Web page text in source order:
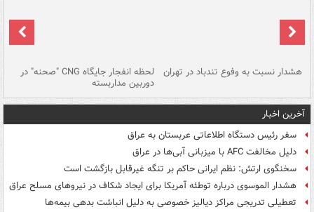
هشدار نسبت به وفوع تندباد در تهران لحظه انفجار جایگاه CNG "صحنه" در
دوربین مداربسته
آخرین اخبار
سفر رئیس دستگاه اطلاعاتی عربستان به عراق
دلیل مخالفت AFC با میزبانی آبی‌ها در عراق
سخنگوی ارتش: نظم ایرانی حاکم بر تنگه غیرقابل بازگشت است
هشدار الموسوی درباره توطئه آمریکا برای ایجاد شکاف در نیروهای مسلح عراق
تعطیلی تدریجی مراکز دیالیز خصوصی به دلیل انباشت بدهی بیمه‌ها